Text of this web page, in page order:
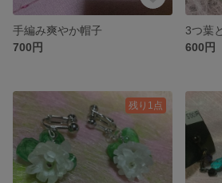
手編み爽やか帽子
700円
600円
残り1点